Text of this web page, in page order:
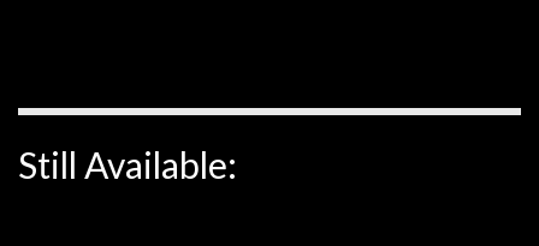
Still Available: